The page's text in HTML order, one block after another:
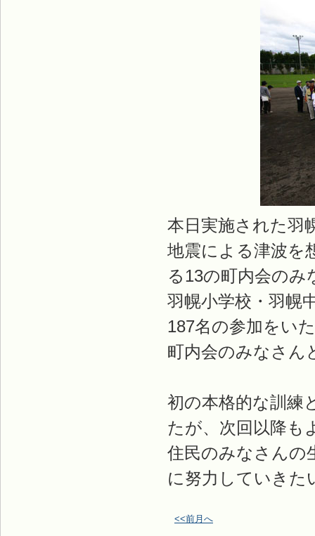
本日実施された羽
地震による津波を
る13の町内会の
羽幌小学校・羽幌
187名の参加をい
町内会のみなさん
初の本格的な訓練
たが、次回以降も
住民のみなさんの
に努力していきた
<<前月へ